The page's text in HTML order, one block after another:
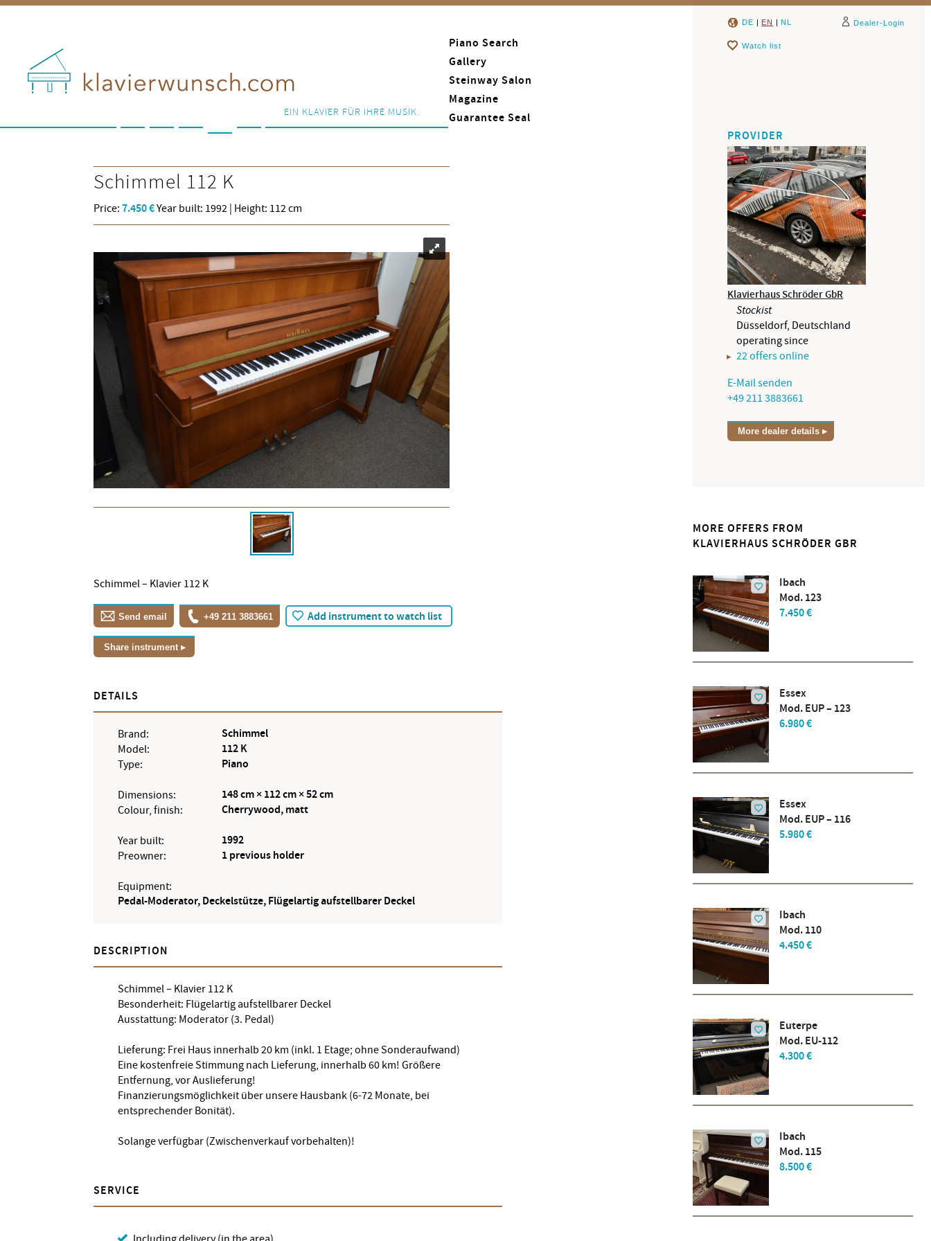
EIN KLAVIER FÜR IHRE MUSIK.
Piano Search
Gallery
Steinway Salon
Magazine
Guarantee Seal
Schimmel 112 K
Price: 7.450 €Year built: 1992 | Height: 112 cm
Schimmel – Klavier 112 K
Send email +49 211 3883661 Add instrument to watch list
Share instrument
DETAILS
Brand: Schimmel
Model: 112 K
Type: Piano
Dimensions: 148 cm × 112 cm × 52 cm
Colour, finish: Cherrywood, matt
Year built: 1992
Preowner: 1 previous holder
Equipment:
Pedal-Moderator, Deckelstütze, Flügelartig aufstellbarer Deckel
DESCRIPTION
Schimmel – Klavier 112 K
Besonderheit: Flügelartig aufstellbarer Deckel
Ausstattung: Moderator (3. Pedal)
Lieferung: Frei Haus innerhalb 20 km (inkl. 1 Etage; ohne Sonderaufwand)
Eine kostenfreie Stimmung nach Lieferung, innerhalb 60 km! Größere
Entfernung, vor Auslieferung!
Finanzierungsmöglichkeit über unsere Hausbank (6-72 Monate, bei
entsprechender Bonität).
Solange verfügbar (Zwischenverkauf vorbehalten)!
SERVICE
DE | EN | NL Dealer-Login
Watch list
PROVIDER
Klavierhaus Schröder GbR
Stockist
Düsseldorf, Deutschland
operating since
22 offers online
E-Mail senden
+49 211 3883661
More dealer details
MORE OFFERS FROM
KLAVIERHAUS SCHRÖDER GBR
Ibach
Mod. 123
7.450 €
Essex
Mod. EUP – 123
6.980 €
Essex
Mod. EUP – 116
5.980 €
Ibach
Mod. 110
4.450 €
Euterpe
Mod. EU-112
4.300 €
Ibach
Mod. 115
8.500 €